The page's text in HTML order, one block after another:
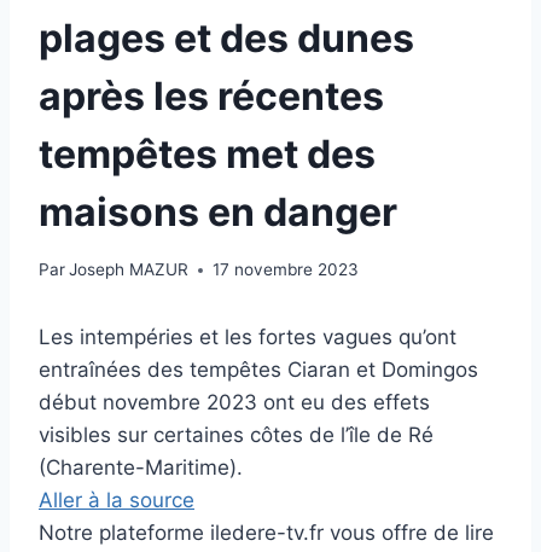
plages et des dunes
après les récentes
tempêtes met des
maisons en danger
ParJoseph MAZUR 17 novembre 2023
Les intempéries et les fortes vagues qu’ont
entraînées des tempêtes Ciaran et Domingos
début novembre 2023 ont eu des effets
visibles sur certaines côtes de l’île de Ré
(Charente-Maritime).
Aller à la source
Notre plateforme iledere-tv.fr vous offre de lire